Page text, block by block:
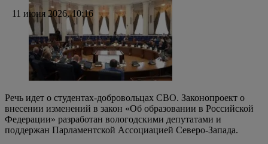
11 июня 2026, 10:16
Речь идет о студентах-добровольцах СВО. Законопроект о
внесении изменений в закон «Об образовании в Российской
Федерации» разработан вологодскими депутатами и
поддержан Парламентской Ассоциацией Северо-Запада.